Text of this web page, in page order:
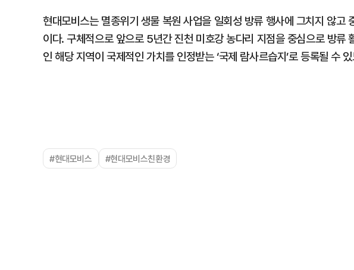
현대모비스는 멸종위기 생물 복원 사업을 일회성 방류 행사에 그치지 않고
이다. 구체적으로 앞으로 5년간 진천 미호강 농다리 지점을 중심으로 방류
인 해당 지역이 국제적인 가치를 인정받는 ‘국제 람사르습지’로 등록될 수
#현대모비스 #현대모비스친환경